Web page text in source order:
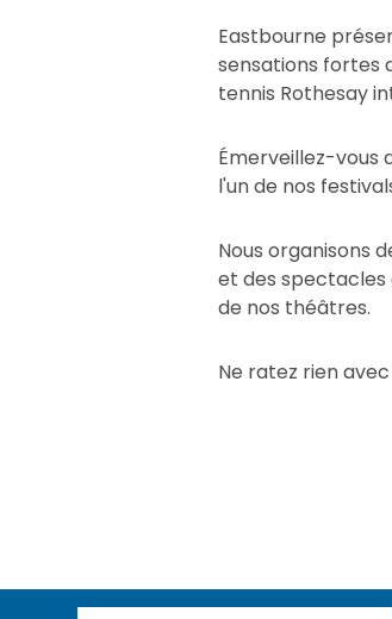
Eastbourne
sensations fortes
tennis Rothesay
Émerveillez-vous
l'un de nos
Nous organisons
et des spectacles
de nos théâtres.
Ne ratez rien